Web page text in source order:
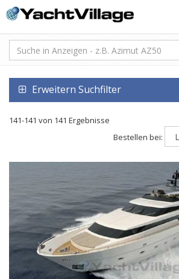
Erweitern Suchfilter
141-141 von 141 Ergebnisse
Bestellen bei: